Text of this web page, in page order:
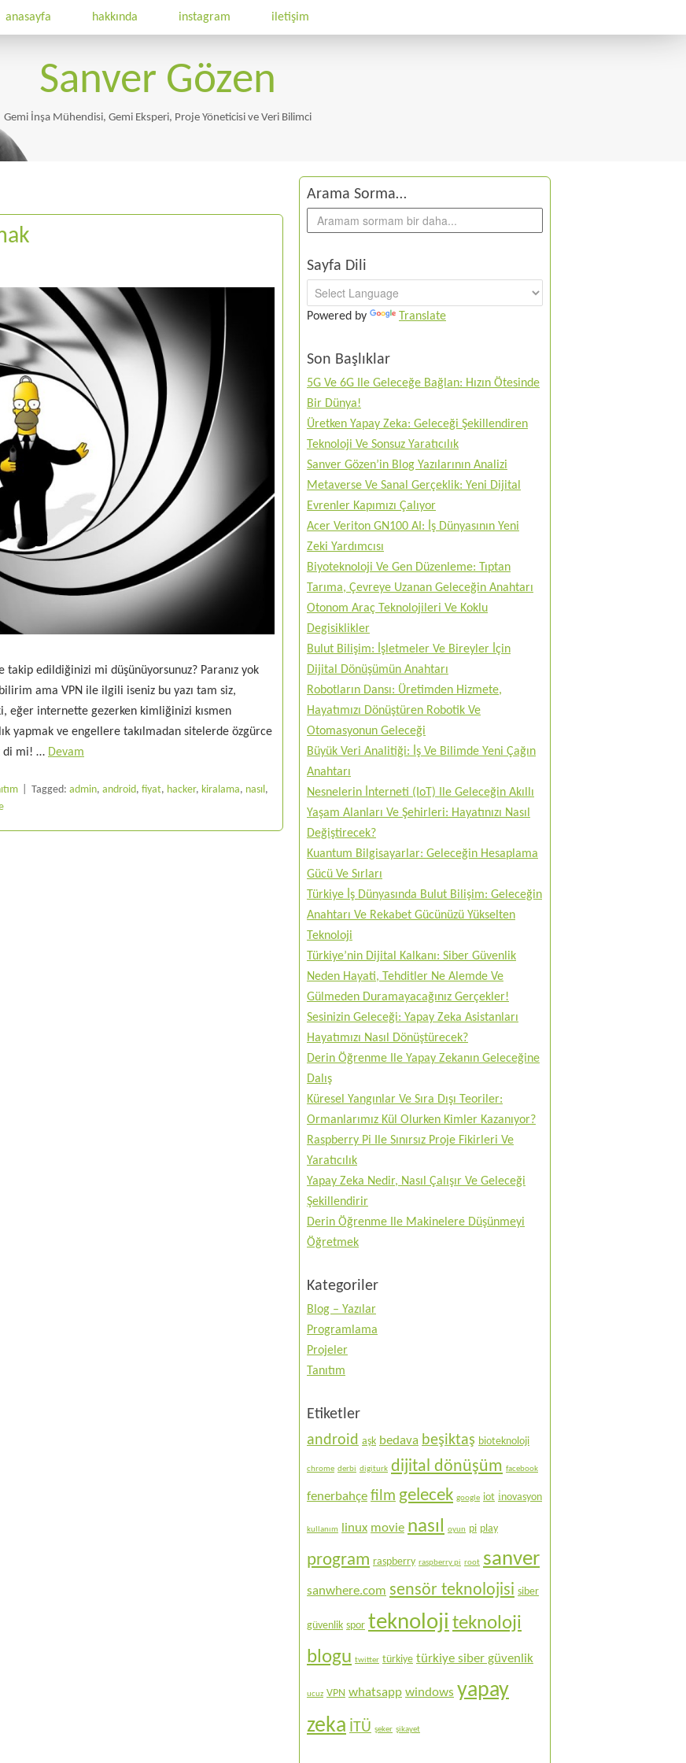
anasayfa hakkında instagram iletişim
Sanver Gözen
Gemi İnşa Mühendisi, Gemi Eksperi, Proje Yöneticisi ve Veri Bilimci
takip edildiğinizi mi düşünüyorsunuz? Paranız yok
ama VPN ile ilgili iseniz bu yazı tam siz,
eğer internette gezerken kimliğinizi kısmen
yapmak ve engellere takılmadan sitelerde özgürce
di mi! … Devam
Tagged: admin, android, fiyat, hacker, kiralama, nasıl,
Arama Sorma…
Sayfa Dili
Powered by Translate
Son Başlıklar
5G Ve 6G Ile Geleceğe Bağlan: Hızın Ötesinde
Bir Dünya!
Üretken Yapay Zeka: Geleceği Şekillendiren
Teknoloji Ve Sonsuz Yaratıcılık
Sanver Gözen’in Blog Yazılarının Analizi
Metaverse Ve Sanal Gerçeklik: Yeni Dijital
Evrenler Kapımızı Çalıyor
Acer Veriton GN100 AI: İş Dünyasının Yeni
Zeki Yardımcısı
Biyoteknoloji Ve Gen Düzenleme: Tıptan
Tarıma, Çevreye Uzanan Geleceğin Anahtarı
Otonom Araç Teknolojileri Ve Koklu
Degisiklikler
Bulut Bilişim: İşletmeler Ve Bireyler İçin
Dijital Dönüşümün Anahtarı
Robotların Dansı: Üretimden Hizmete,
Hayatımızı Dönüştüren Robotik Ve
Otomasyonun Geleceği
Büyük Veri Analitiği: İş Ve Bilimde Yeni Çağın
Anahtarı
Nesnelerin İnterneti (IoT) Ile Geleceğin Akıllı
Yaşam Alanları Ve Şehirleri: Hayatınızı Nasıl
Değiştirecek?
Kuantum Bilgisayarlar: Geleceğin Hesaplama
Gücü Ve Sırları
Türkiye İş Dünyasında Bulut Bilişim: Geleceğin
Anahtarı Ve Rekabet Gücünüzü Yükselten
Teknoloji
Türkiye’nin Dijital Kalkanı: Siber Güvenlik
Neden Hayati, Tehditler Ne Alemde Ve
Gülmeden Duramayacağınız Gerçekler!
Sesinizin Geleceği: Yapay Zeka Asistanları
Hayatımızı Nasıl Dönüştürecek?
Derin Öğrenme Ile Yapay Zekanın Geleceğine
Dalış
Küresel Yangınlar Ve Sıra Dışı Teoriler:
Ormanlarımız Kül Olurken Kimler Kazanıyor?
Raspberry Pi Ile Sınırsız Proje Fikirleri Ve
Yaratıcılık
Yapay Zeka Nedir, Nasıl Çalışır Ve Geleceği
Şekillendirir
Derin Öğrenme Ile Makinelere Düşünmeyi
Öğretmek
Kategoriler
Blog – Yazılar
Programlama
Projeler
Tanıtım
Etiketler
android aşk bedava beşiktaş bioteknoloji
chrome derbi digiturk dijital dönüşüm facebook
fenerbahçe film gelecek google iot i̇novasyon
kullanım linux movie nasıl oyun pi play
program raspberry raspberry pi root sanver
sanwhere.com sensör teknolojisi siber
güvenlik spor teknoloji teknoloji
blogu twitter türkiye türkiye siber güvenlik
ucuz VPN whatsapp windows yapay
zeka İTÜ şeker şikayet
Hayatinizin kanayan yarasi ile tanisin...